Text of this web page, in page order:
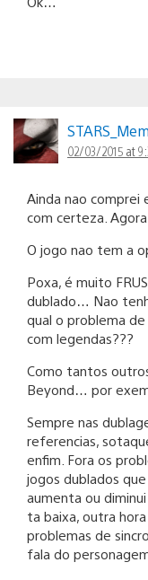
02/03/2015 at
Ainda nao comprei
com certeza.
O jogo nao tem a
Poxa, é muito
dublado… Nao
qual o problema
com legendas???
Como tantos
Beyond… por
Sempre nas
referencias,
enfim. Fora os
jogos dublados
aumenta ou
ta baixa, outra
problemas de
fala do